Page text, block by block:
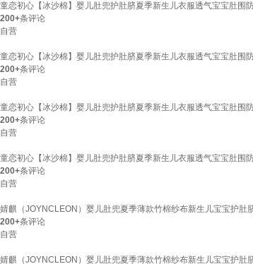
童恋初心【冰沙棉】婴儿肚兜护肚脐夏季新生儿衣服透气宝宝肚围
200+条评论
自营
童恋初心【冰沙棉】婴儿肚兜护肚脐夏季新生儿衣服透气宝宝肚围
200+条评论
自营
童恋初心【冰沙棉】婴儿肚兜护肚脐夏季新生儿衣服透气宝宝肚围
200+条评论
自营
童恋初心【冰沙棉】婴儿肚兜护肚脐夏季新生儿衣服透气宝宝肚围
200+条评论
自营
婧麒（JOYNCLEON）婴儿肚兜夏季薄款竹棉纱布新生儿宝宝护肚
200+条评论
自营
婧麒（JOYNCLEON）婴儿肚兜夏季薄款竹棉纱布新生儿宝宝护肚